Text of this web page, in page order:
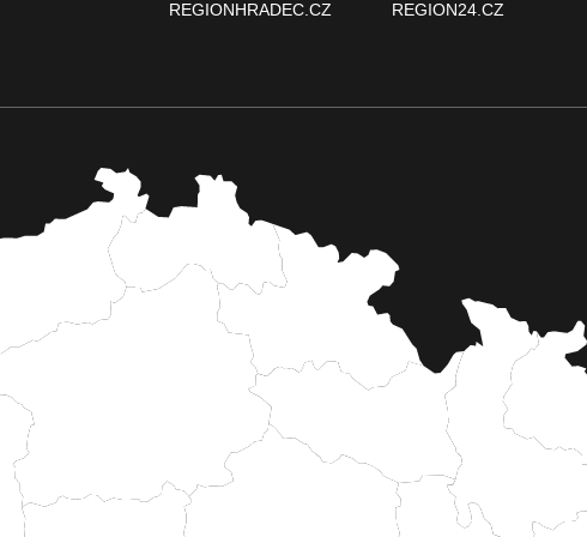
REGIONHRADEC.CZ REGION24.CZ